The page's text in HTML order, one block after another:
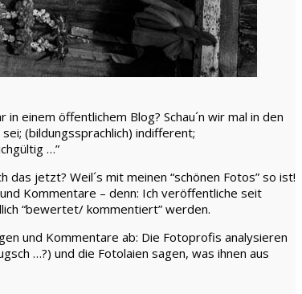
einem öffentlichem Blog? Schau´n wir mal in den
(bildungssprachlich) indifferent;
…”
jetzt? Weil´s mit meinen “schönen Fotos” so ist!
Kommentare – denn: Ich veröffentliche seit
“bewertet/ kommentiert” werden.
und Kommentare ab: Die Fotoprofis analysieren
…?) und die Fotolaien sagen, was ihnen aus